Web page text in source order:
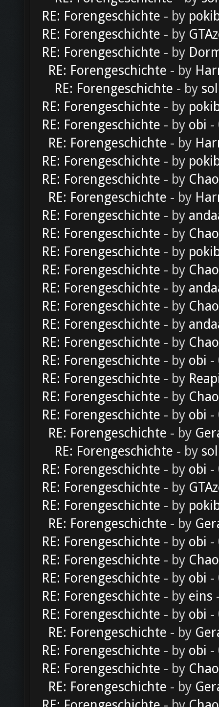
RE: Forengeschichte - by
RE: Forengeschichte - by
RE: Forengeschichte - by
RE: Forengeschichte - by
RE: Forengeschichte - by
RE: Forengeschichte - by
RE: Forengeschichte - by obi -
RE: Forengeschichte - by
RE: Forengeschichte - by
RE: Forengeschichte - by
RE: Forengeschichte - by
RE: Forengeschichte - by
RE: Forengeschichte - by
RE: Forengeschichte - by
RE: Forengeschichte - by
RE: Forengeschichte - by
RE: Forengeschichte - by
RE: Forengeschichte - by
RE: Forengeschichte - by
RE: Forengeschichte - by obi -
RE: Forengeschichte - by
RE: Forengeschichte - by
RE: Forengeschichte - by obi -
RE: Forengeschichte - by
RE: Forengeschichte - by
RE: Forengeschichte - by obi -
RE: Forengeschichte - by
RE: Forengeschichte - by
RE: Forengeschichte - by
RE: Forengeschichte - by obi -
RE: Forengeschichte - by
RE: Forengeschichte - by obi -
RE: Forengeschichte - by eins
RE: Forengeschichte - by obi -
RE: Forengeschichte - by
RE: Forengeschichte - by obi -
RE: Forengeschichte - by
RE: Forengeschichte - by